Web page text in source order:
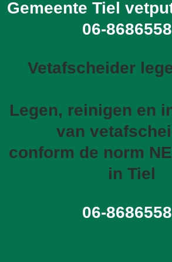
Gemeente Tiel
06-
Vetafscheider
Legen, reinigen en
van
conform de norm
in Tiel
06-